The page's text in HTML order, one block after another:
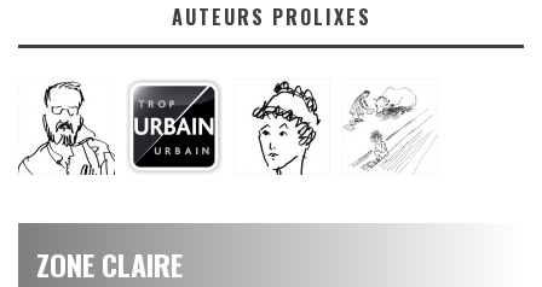
AUTEURS PROLIXES
ZONE CLAIRE